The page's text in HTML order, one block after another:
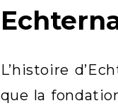
L’histoire
que la